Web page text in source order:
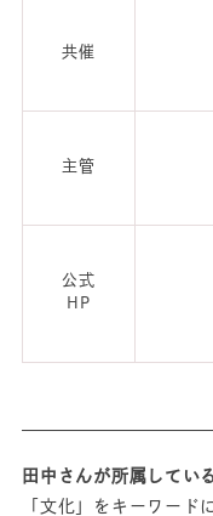
共催
主管
公式
HP
田中さんが所属してい
「文化」をキーワード